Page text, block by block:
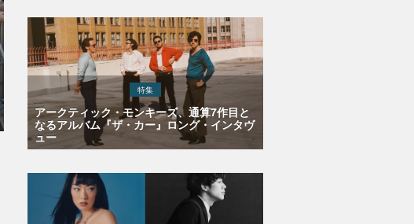
特集
アークティック・モンキーズ、通算7作目と
なるアルバム『ザ・カー』ロング・インタヴ
ュー